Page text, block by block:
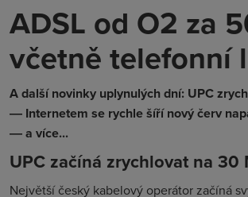
ADSL od O2 za
včetně telefonní
A další novinky uplynulých dní: UPC
― Internetem se rychle šíří nový červ
― a více...
UPC začíná zrychlovat na 30
Největší český kabelový operátor začíná